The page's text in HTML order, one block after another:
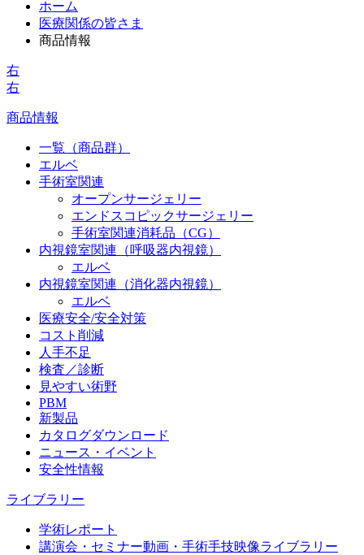
ホーム
医療関係の皆さま
商品情報
右
右
商品情報
一覧（商品群）
エルベ
手術室関連
オープンサージェリー
エンドスコピックサージェリー
手術室関連消耗品（CG）
内視鏡室関連（呼吸器内視鏡）
エルベ
内視鏡室関連（消化器内視鏡）
エルベ
医療安全/安全対策
コスト削減
人手不足
検査／診断
見やすい術野
PBM
新製品
カタログダウンロード
ニュース・イベント
安全性情報
ライブラリー
学術レポート
講演会・セミナー動画・手術手技映像ライブラリー